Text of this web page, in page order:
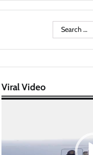
Search
for:
Viral Video